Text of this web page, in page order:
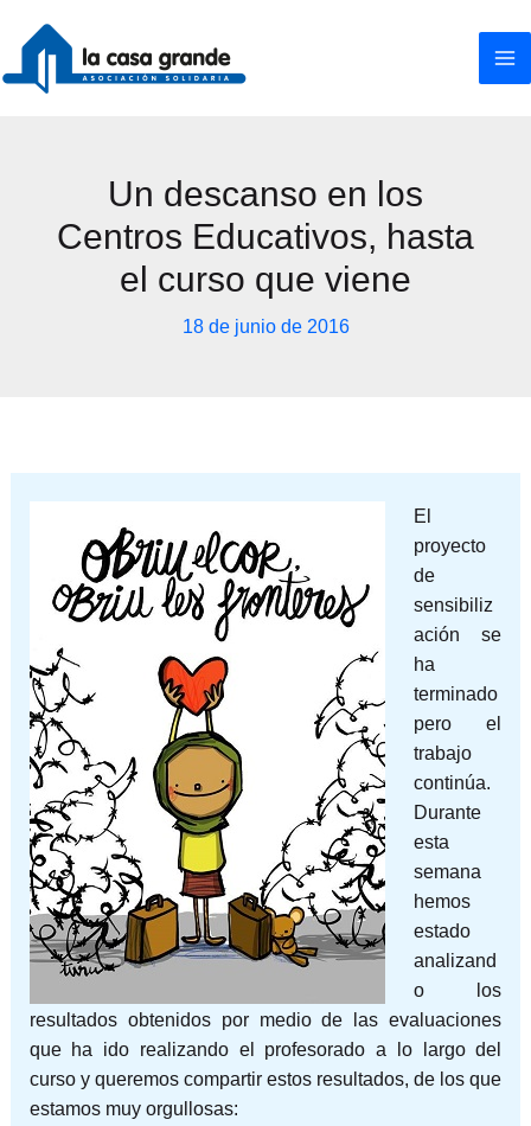
contenido
Un descanso en los
Centros Educativos, hasta
el curso que viene
18 de junio de 2016
El
proyecto
de
sensibiliz
ación se
ha
terminado
pero el
trabajo
continúa.
Durante
esta
semana
hemos
estado
analizand
o los
resultados obtenidos por medio de las evaluaciones
que ha ido realizando el profesorado a lo largo del
curso y queremos compartir estos resultados, de los que
estamos muy orgullosas: